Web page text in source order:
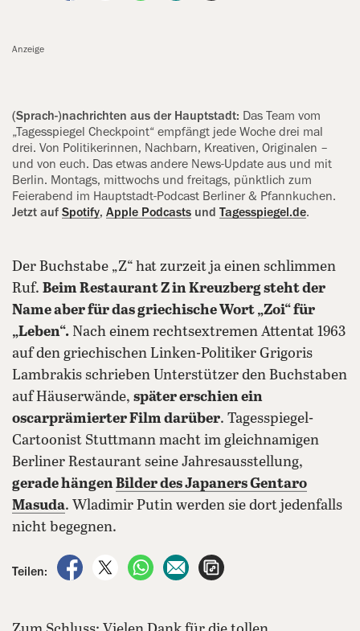
Anzeige
(Sprach-)nachrichten aus der Hauptstadt: Das Team vom
„Tagesspiegel Checkpoint“ empfängt jede Woche drei mal
drei. Von Politikerinnen, Nachbarn, Kreativen, Originalen –
und von euch. Das etwas andere News-Update aus und mit
Berlin. Montags, mittwochs und freitags, pünktlich zum
Feierabend im Hauptstadt-Podcast Berliner & Pfannkuchen.
Jetzt auf Spotify, Apple Podcasts und Tagesspiegel.de.
Der Buchstabe „Z“ hat zurzeit ja einen schlimmen
Ruf. Beim Restaurant Z in Kreuzberg steht der
Name aber für das griechische Wort „Zoi“ für
„Leben“. Nach einem rechtsextremen Attentat 1963
auf den griechischen Linken-Politiker Grigoris
Lambrakis schrieben Unterstützer den Buchstaben
auf Häuserwände, später erschien ein
oscarprämierter Film darüber. Tagesspiegel-
Cartoonist Stuttmann macht im gleichnamigen
Berliner Restaurant seine Jahresausstellung,
gerade hängenBilder des Japaners Gentaro
Masuda. Wladimir Putin werden sie dort jedenfalls
nicht begegnen.
Teilen:
auf Facebook teilen
auf X teilenper WhatsApp teilen
per E-Mail teilen